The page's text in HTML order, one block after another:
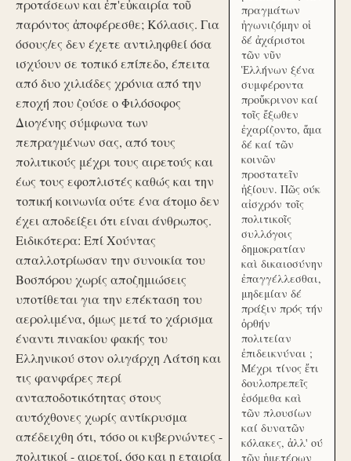
προτάσεων και ἐπ'εὐκαιρία τοῦ
παρόντος ἀποφέρεσθε; Κόλασις. Για
όσους/ες δεν έχετε αντιληφθεί όσα
ισχύουν σε τοπικό επίπεδο, έπειτα
από δυο χιλιάδες χρόνια από την
εποχή που ζούσε ο Φιλόσοφος
Διογένης σύμφωνα των
πεπραγμένων σας, από τους
πολιτικούς μέχρι τους αιρετούς και
έως τους εφοπλιστές καθώς και την
τοπική κοινωνία ούτε ένα άτομο δεν
έχει αποδείξει ότι είναι άνθρωπος.
Ειδικότερα: Επί Χούντας
απαλλοτρίωσαν την συνοικία του
Βοσπόρου χωρίς αποζημιώσεις
υποτίθεται για την επέκταση του
αερολιμένα, όμως μετά το χάρισμα
έναντι πινακίου φακής του
Ελληνικού στον ολιγάρχη Λάτση και
τις φανφάρες περί
ανταποδοτικότητας στους
αυτόχθονες χωρίς αντίκρυσμα
απέδειχθη ότι, τόσο οι κυβερνώντες -
πολιτικοί - αιρετοί, όσο και η εταιρία
πραγμάτων
ἠγωνιζόμην οἱ
δέ ἀχάριστοι
τῶν νῦν
Ἑλλήνων ξένα
συμφέροντα
προὔκρινον καί
τοῖς ἔξωθεν
ἐχαρίζοντο, ἅμα
δέ καί τῶν
κοινῶν
προστατεῖν
ἠξίουν. Πῶς ούκ
αἰσχρόν τοῖς
πολιτικοῖς
συλλόγοις
δημοκρατίαν
καὶ δικαιοσύνην
ἐπαγγέλλεσθαι,
μηδεμίαν δέ
πράξιν πρός τήν
ὀρθήν
πολιτείαν
ἐπιδεικνύναι ;
Μέχρι τίνος ἔτι
δουλοπρεπεῖς
ἐσόμεθα καὶ
τῶν πλουσίων
καί δυνατῶν
κόλακες, ἀλλ' ού
τῶν ἡμετέρων